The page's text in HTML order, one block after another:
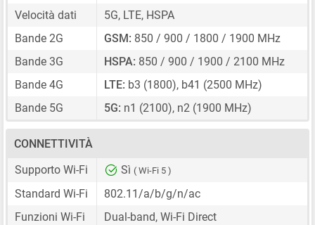
Velocità dati
5G, LTE, HSPA
Bande 2G
GSM: 850 / 900 / 1800 / 1900 MHz
Bande 3G
HSPA: 850 / 900 / 1900 / 2100 MHz
Bande 4G
LTE: b3 (1800), b41 (2500 MHz)
Bande 5G
5G: n1 (2100), n2 (1900 MHz)
CONNETTIVITÀ
Supporto Wi-Fi
Sì ( Wi-Fi 5 )
Standard Wi-Fi
802.11/a/b/g/n/ac
Funzioni Wi-Fi
Dual-band, Wi-Fi Direct